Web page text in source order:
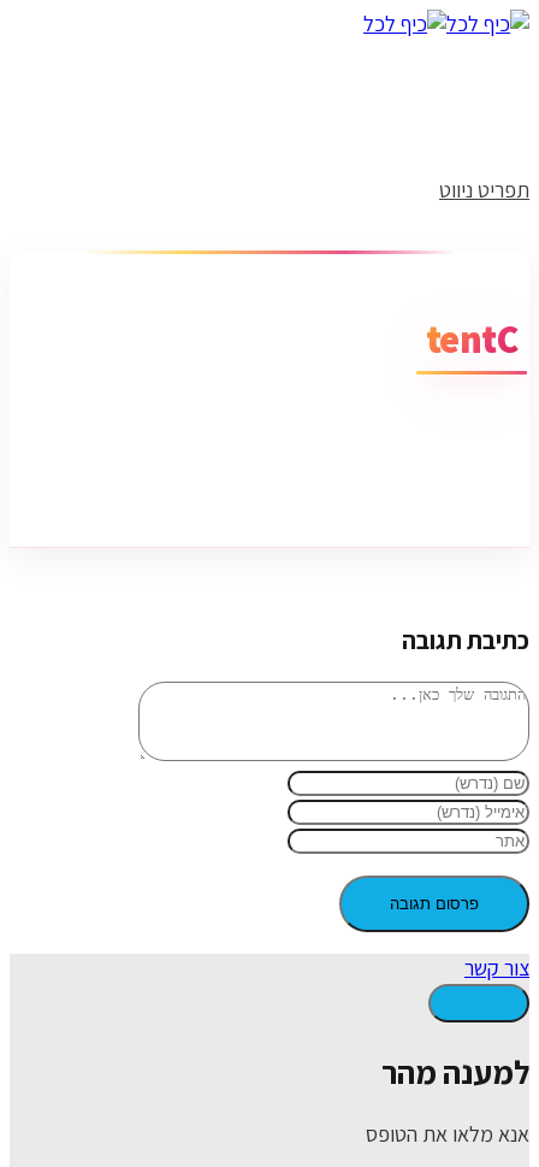
תפריט ניווט
tentC
כתיבת תגובה
צור קשר
למענה מהר
אנא מלאו את הטופס